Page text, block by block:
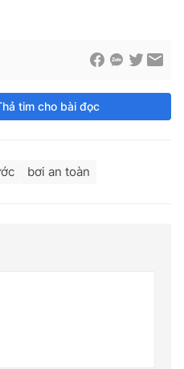
tim cho bài đọc
bơi an toàn